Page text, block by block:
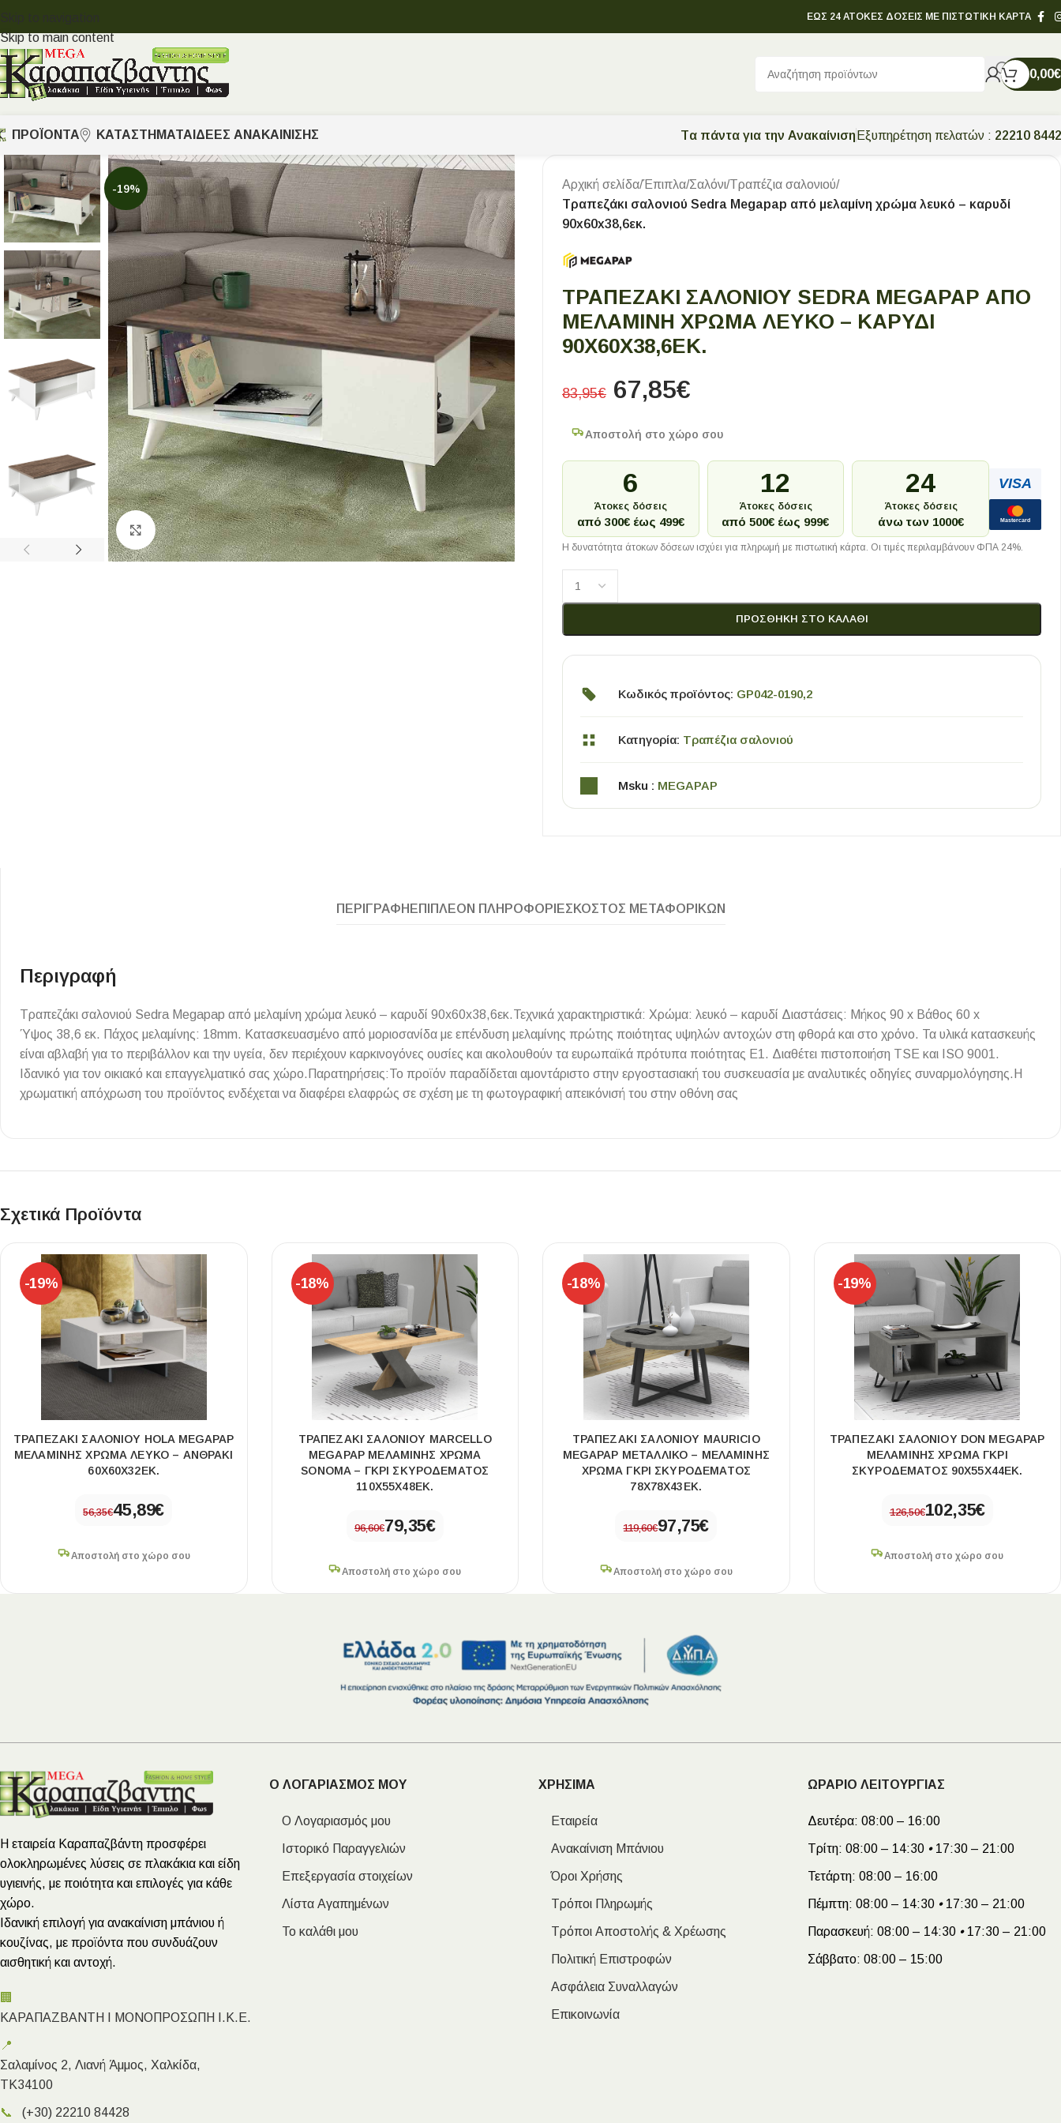
Skip to navigation
Skip to main content
ΕΩΣ 24 ΑΤΟΚΕΣ ΔΟΣΕΙΣ ΜΕ ΠΙΣΤΩΤΙΚΗ ΚΑΡΤΑ
0,00€
ΠΡΟΪΟΝΤΑ
Εξωτερικού Χώρου
Τοίχου - Δαπέδου Μπάνιου
Πισίνας
Επένδυσης Τοίχου
Ψηφίδες
Οδηγός Αγοράς Πλακιδίων
ΠΟΙΟΤΗΤΑ
ΚΑΤΑΣΤΗΜΑΤΑ ΙΔΈΕΣ ΑΝΑΚΑΊΝΙΣΗΣ Tα πάντα για την Ανακαίνιση Εξυπηρέτηση πελατών : 22210
-19%
Κλικ για μεγέθυνση
Αρχική σελίδα/Έπιπλα/Σαλόνι/Τραπέζια σαλονιού/
Τραπεζάκι σαλονιού Sedra Megapap από μελαμίνη χρώμα λευκό – καρυδί
90x60x38,6εκ.
ΤΡΑΠΕΖΆΚΙ ΣΑΛΟΝΙΟΎ SEDRA MEGAPAP ΑΠΌ
ΜΕΛΑΜΊΝΗ ΧΡΏΜΑ ΛΕΥΚΌ – ΚΑΡΥΔΊ
90X60X38,6ΕΚ.
83,95€ 67,85€
Αποστολή στο χώρο σου
6
Άτοκες δόσεις
από 300€ έως 499€
12
Άτοκες δόσεις
από 500€ έως 999€
24
Άτοκες δόσεις
άνω των 1000€
VISA
Mastercard
Η δυνατότητα άτοκων δόσεων ισχύει για πληρωμή με πιστωτική κάρτα. Οι τιμές περιλαμβάνουν ΦΠΑ 24%.
ΠΡΟΣΘΉΚΗ ΣΤΟ ΚΑΛΆΘΙ
Κωδικός προϊόντος: GP042-0190,2
Κατηγορία: Τραπέζια σαλονιού
Msku : MEGAPAP
ΠΕΡΙΓΡΑΦΉ ΕΠΙΠΛΈΟΝ ΠΛΗΡΟΦΟΡΊΕΣ ΚΌΣΤΟΣ ΜΕΤΑΦΟΡΙΚΏΝ
Περιγραφή
Τραπεζάκι σαλονιού Sedra Megapap από μελαμίνη χρώμα λευκό – καρυδί 90x60x38,6εκ.Τεχνικά χαρακτηριστικά: Χρώμα: λευκό – καρυδί Διαστάσεις: Μήκος 90 x Βάθος 60 x
Ύψος 38,6 εκ. Πάχος μελαμίνης: 18mm. Κατασκευασμένο από μοριοσανίδα με επένδυση μελαμίνης πρώτης ποιότητας υψηλών αντοχών στη φθορά και στο χρόνο. Τα υλικά κατασκευής
είναι αβλαβή για το περιβάλλον και την υγεία, δεν περιέχουν καρκινογόνες ουσίες και ακολουθούν τα ευρωπαϊκά πρότυπα ποιότητας Ε1. Διαθέτει πιστοποιήση TSE και ISO 9001.
Ιδανικό για τον οικιακό και επαγγελματικό σας χώρο.Παρατηρήσεις:Το προϊόν παραδίδεται αμοντάριστο στην εργοστασιακή του συσκευασία με αναλυτικές οδηγίες συναρμολόγησης.Η
χρωματική απόχρωση του προϊόντος ενδέχεται να διαφέρει ελαφρώς σε σχέση με τη φωτογραφική απεικόνισή του στην οθόνη σας
Σχετικά Προϊόντα
-19%
ΤΡΑΠΕΖΆΚΙ ΣΑΛΟΝΙΟΎ HOLA MEGAPAP
ΜΕΛΑΜΊΝΗΣ ΧΡΏΜΑ ΛΕΥΚΌ – ΑΝΘΡΑΚΊ
60X60X32ΕΚ.
56,35€45,89€
Αποστολή στο χώρο σου
-18%
ΤΡΑΠΕΖΆΚΙ ΣΑΛΟΝΙΟΎ MARCELLO
MEGAPAP ΜΕΛΑΜΊΝΗΣ ΧΡΏΜΑ
SONOMA – ΓΚΡΙ ΣΚΥΡΟΔΈΜΑΤΟΣ
110X55X48ΕΚ.
96,60€79,35€
Αποστολή στο χώρο σου
-18%
ΤΡΑΠΕΖΆΚΙ ΣΑΛΟΝΙΟΎ MAURICIO
MEGAPAP ΜΕΤΑΛΛΙΚΌ – ΜΕΛΑΜΊΝΗΣ
ΧΡΏΜΑ ΓΚΡΙ ΣΚΥΡΟΔΈΜΑΤΟΣ
78X78X43ΕΚ.
119,60€97,75€
Αποστολή στο χώρο σου
-19%
ΤΡΑΠΕΖΆΚΙ ΣΑΛΟΝΙΟΎ DON MEGAPAP
ΜΕΛΑΜΊΝΗΣ ΧΡΏΜΑ ΓΚΡΙ
ΣΚΥΡΟΔΈΜΑΤΟΣ 90X55X44ΕΚ.
126,50€102,35€
Αποστολή στο χώρο σου
Η εταιρεία Καραπαζβάντη προσφέρει
ολοκληρωμένες λύσεις σε πλακάκια και είδη
υγιεινής, με ποιότητα και επιλογές για κάθε
χώρο.
Ιδανική επιλογή για ανακαίνιση μπάνιου ή
κουζίνας, με προϊόντα που συνδυάζουν
αισθητική και αντοχή.
🏢
ΚΑΡΑΠΑΖΒΑΝΤΗ Ι ΜΟΝΟΠΡΟΣΩΠΗ Ι.Κ.Ε.
📍
Σαλαμίνος 2, Λιανή Άμμος, Χαλκίδα,
ΤΚ34100
📞 (+30) 22210 84428
Ο ΛΟΓΑΡΙΑΣΜΟΣ ΜΟΥ
Ο Λογαριασμός μου
Ιστορικό Παραγγελιών
Επεξεργασία στοιχείων
Λίστα Αγαπημένων
Το καλάθι μου
ΧΡΗΣΙΜΑ
Εταιρεία
Ανακαίνιση Μπάνιου
Όροι Χρήσης
Τρόποι Πληρωμής
Τρόποι Αποστολής & Χρέωσης
Πολιτική Επιστροφών
Ασφάλεια Συναλλαγών
Επικοινωνία
ΩΡΑΡΙΟ ΛΕΙΤΟΥΡΓΙΑΣ
Δευτέρα: 08:00 – 16:00
Τρίτη: 08:00 – 14:30 •17:30 – 21:00
Τετάρτη: 08:00 – 16:00
Πέμπτη: 08:00 – 14:30 •17:30 – 21:00
Παρασκευή: 08:00 – 14:30 •17:30 – 21:00
Σάββατο: 08:00 – 15:00